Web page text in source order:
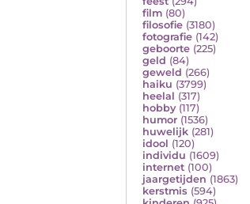
film (80)
filosofie (3180)
fotografie (142)
geboorte (225)
geld (84)
geweld (266)
haiku (3799)
heelal (317)
hobby (117)
humor (1536)
huwelijk (281)
idool (120)
individu (1609)
internet (100)
jaargetijden (1863)
kerstmis (594)